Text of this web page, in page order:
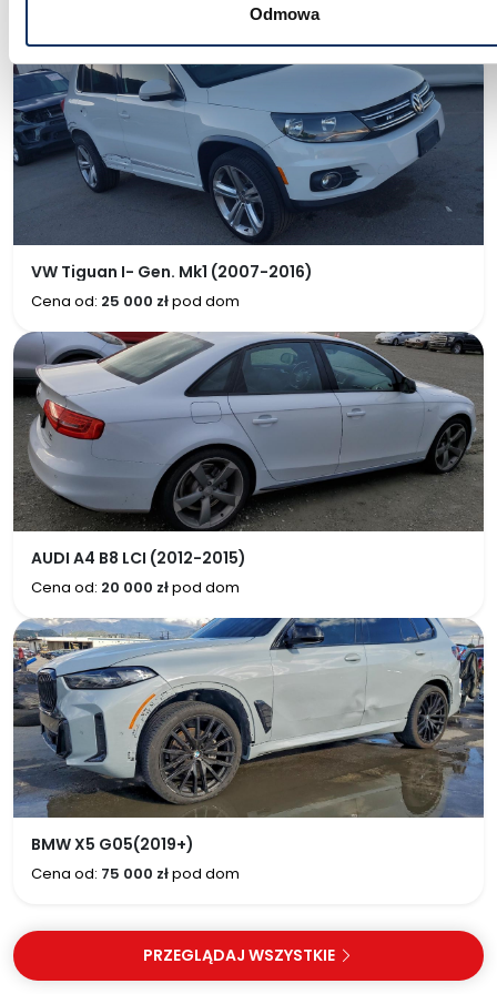
Odmowa
VW Tiguan I- Gen. Mk1 (2007-2016)
Cena od: 25 000 złpod dom
AUDI A4 B8 LCI (2012-2015)
Cena od: 20 000 złpod dom
BMW X5 G05(2019+)
Cena od: 75 000 złpod dom
PRZEGLĄDAJ WSZYSTKIE